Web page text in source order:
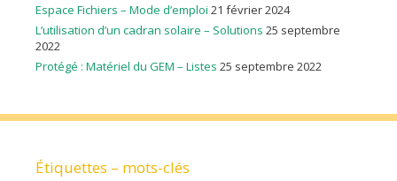
Espace Fichiers – Mode d’emploi 21 février 2024
L’utilisation d’un cadran solaire – Solutions 25 septembre
2022
Protégé : Matériel du GEM – Listes 25 septembre 2022
Étiquettes – mots-clés